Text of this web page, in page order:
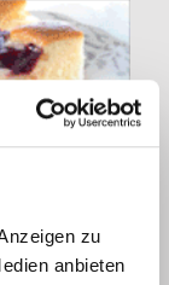
zu
anbieten